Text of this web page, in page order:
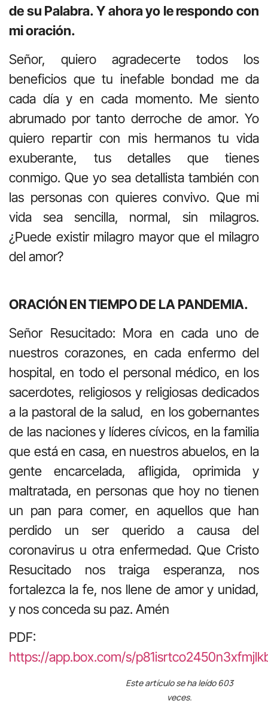
de su Palabra. Y ahora yo le respondo con
mi oración.
Señor, quiero agradecerte todos los
beneficios que tu inefable bondad me da
cada día y en cada momento. Me siento
abrumado por tanto derroche de amor. Yo
quiero repartir con mis hermanos tu vida
exuberante, tus detalles que tienes
conmigo. Que yo sea detallista también con
las personas con quieres convivo. Que mi
vida sea sencilla, normal, sin milagros.
¿Puede existir milagro mayor que el milagro
del amor?
ORACIÓN EN TIEMPO DE LA PANDEMIA.
Señor Resucitado: Mora en cada uno de
nuestros corazones, en cada enfermo del
hospital, en todo el personal médico, en los
sacerdotes, religiosos y religiosas dedicados
a la pastoral de la salud, en los gobernantes
de las naciones y líderes cívicos, en la familia
que está en casa, en nuestros abuelos, en la
gente encarcelada, afligida, oprimida y
maltratada, en personas que hoy no tienen
un pan para comer, en aquellos que han
perdido un ser querido a causa del
coronavirus u otra enfermedad. Que Cristo
Resucitado nos traiga esperanza, nos
fortalezca la fe, nos llene de amor y unidad,
y nos conceda su paz. Amén
PDF:
https://app.box.com/s/
Este artículo se ha leído 603
veces.